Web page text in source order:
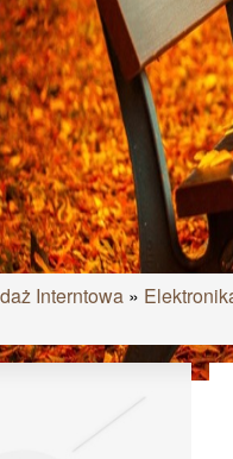
Interntowa »